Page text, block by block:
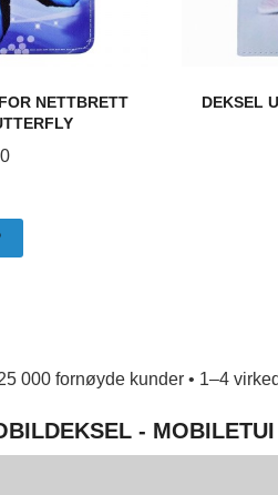
NETTBRETT
DEKSEL
000 fornøyde kunder • 1–4
-